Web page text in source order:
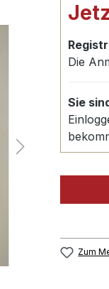
Die
Sie
Zum